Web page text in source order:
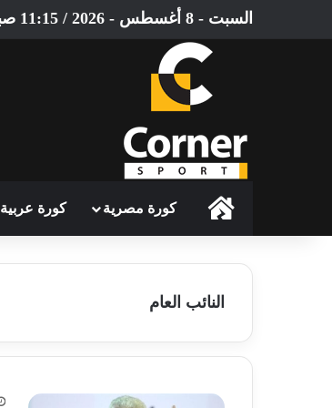
السبت - 8 أغسطس - 2026 / 11:15 صباحًا
الرئيسيةكورة مصرية كورة عربية
النائب العام